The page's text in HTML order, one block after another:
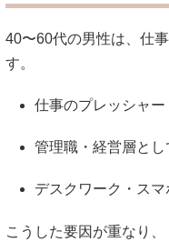
40〜60代の男性は、仕
す。
仕事のプレッシャ
管理職・経営層とし
デスクワーク・ス
こうした要因が重なり